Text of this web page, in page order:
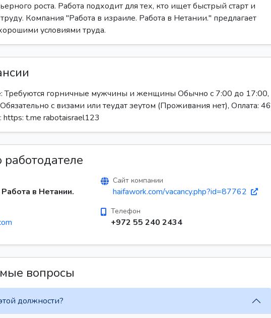
роста. Работа подходит для тех, кто ищет быстрый старт и
Компания "Работа в израиле. Работа в Нетании." предлагает
условиями труда.
Требуются горничные мужчины и женщины Обычно с 7:00 до 17:00,
с визами или теудат зеутом (Проживания нет), Оплата: 46
https: t.me rabotaisrael123
в Нетании.
Сайт компании
haifawork.com/vacancy.php?id=87762
Телефон
+972 55 240 2434
вопросы
должности?